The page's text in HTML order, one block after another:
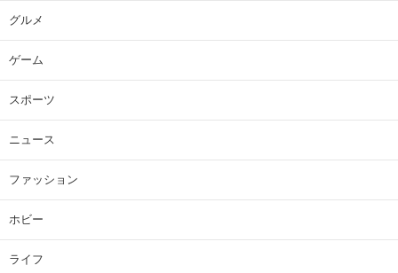
グルメ
ゲーム
スポーツ
ニュース
ファッション
ホビー
ライフ